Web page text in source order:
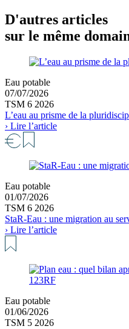
D'autres articles
sur le même
Eau potable
07/07/2026
TSM 6 2026
L’eau au prisme de la
› Lire l’article
Eau potable
01/07/2026
TSM 6 2026
StaR-Eau : une migration au
› Lire l’article
123RF
Eau potable
01/06/2026
TSM 5 2026